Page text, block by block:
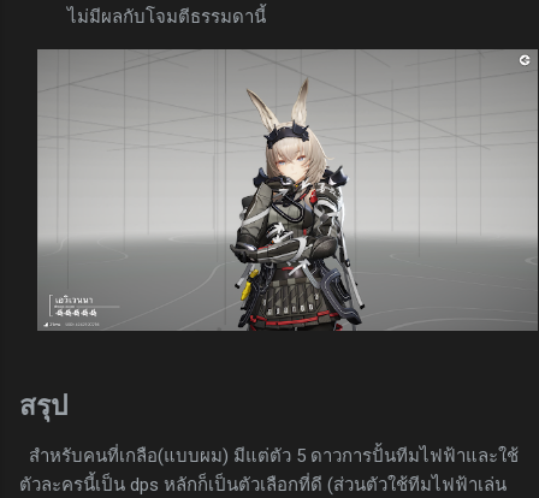
ไม่มีผลกับโจมตีธรรมดานี้
สรุป
สำหรับคนที่เกลือ(แบบผม) มีแต่ตัว 5 ดาวการปั้นทีมไฟฟ้าและใช้
ตัวละครนี้เป็น dps หลักก็เป็นตัวเลือกที่ดี (ส่วนตัวใช้ทีมไฟฟ้าเล่น